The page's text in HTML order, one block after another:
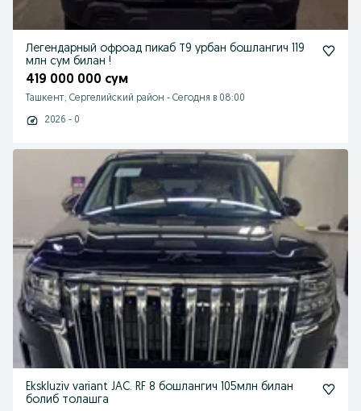
Легендарный офроад пикаб Т9 урбан бошлангич 119
млн сум билан !
419 000 000 сум
Ташкент, Сергелийский район - Сегодня в 08:00
2026 - 0
Ekskluziv variant JAC. RF 8 бошлангич 105млн билан
болиб толашга